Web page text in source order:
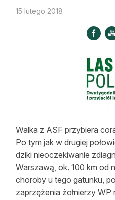
Kultura i historia
Z zagranicy
Edukacja
Lasy prywatne
15 lutego 2018
Walka z ASF przybiera
Po tym jak w drugiej
dziki nieoczekiwanie
Warszawą, ok. 100 km od
choroby u tego gatunku,
zaprzężenia żołnierzy